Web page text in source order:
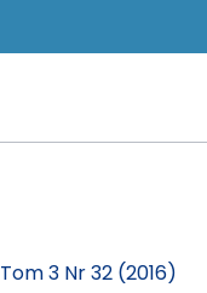
Tom 3 Nr 32 (2016)